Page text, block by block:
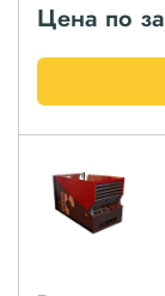
Цена по